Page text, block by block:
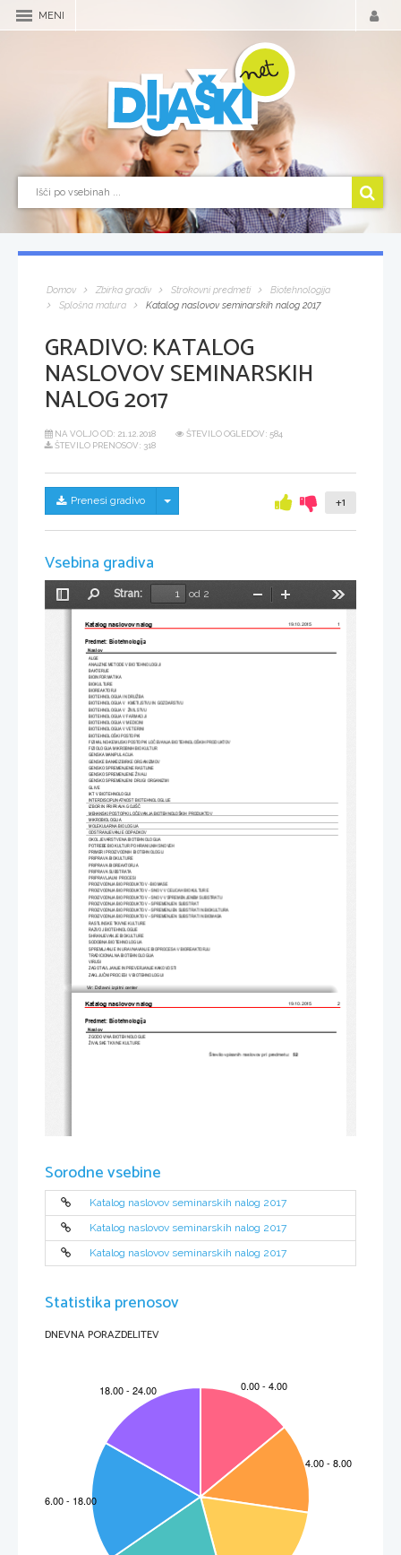
MENI
Domov Zbirka gradiv Strokovni predmeti
Biotehnologija
Splošna matura
Katalog naslovov seminarskih nalog 2017
GRADIVO:KATALOG
NASLOVOV SEMINARSKIH
NALOG 2017
NA VOLJO OD: 21.12.2018
ŠTEVILO OGLEDOV: 584
ŠTEVILO PRENOSOV: 318
Prenesi gradivo Skrij/prikaži meni +1
Vsebina gradiva
Preklopi
vrstico
Stran:
od 2
Pomanjšaj
Katalog naslovov nalog
Predmet: Biotehnologija
1
19.10.2015
Naslov
ALGE
ANALIZNE METODE V BIOTEHNOLOGIJI
BAKTERIJE
BIOINFORMATIKA
BIOKULTURE
BIOREAKTORJI
BIOTEHNOLOGIJA IN DRUŽBA
BIOTEHNOLOGIJA V  KMETIJSTVU IN GOZDARSTVU
BIOTEHNOLOGIJA V  ŽIVILSTVU
BIOTEHNOLOGIJA V FARMACIJI
BIOTEHNOLOGIJA V MEDICINI
BIOTEHNOLOGIJA V VETERINI
BIOTEHNOLOŠKI POSTOPKI
FIZIKALNO-KEMIJSKI POSTOPKI LOČEVANJA BIOTEHNOLOŠKIH PRODUKTOV
FIZIOLOGIJA MIKROBNIH BIOKULTUR
GENSKA MANIPULACIJA
GENSKE BANKE/ZBIRKE ORGANIZMOV
GENSKO SPREMENJENE RASTLINE
GENSKO SPREMENJENE ŽIVALI
GENSKO SPREMENJENI DRUGI ORGANIZMI
GLIVE
IKT V BIOTEHNOLOGIJI
INTERDISCIPLINATNOST BIOTEHNOLOGLIJE
IZBOR IN PRIPRAVA GOJIŠČ
MEHANSKI POSTOPKI LOČEVANJA BIOTEHNOLOŠKIH PRODUKTOV
MIKROBIOLOGIJA
MOLEKULARNA BIOLOGIJA
ODSTRANJEVANJE ODPADKOV
OKOLJEVARSTVENA BIOTEHNOLOGIJA
POTREBE BIOKULTUR PO HRANILNIH SNOVEH
PRIMERI PROIZVODNIH BIOTEHNOLOGIJ
PRIPRAVA BIOKULTURE
PRIPRAVA BIOREAKTORJA
PRIPRAVA SUBSTRATA
PRIPRAVLJALNI PROCESI
PROIZVODNJA BIOPRODUKTOV - BIOMASE
PROIZVODNJA BIOPRODUKTOV – SNOV V CELICAH BIOKULTURE
PROIZVODNJA BIOPRODUKTOV – SNOV V SPREMENJENEM SUBSTRATU
PROIZVODNJA BIOPRODUKTOV – SPREMENJEN SUBSTRAT
PROIZVODNJA BIOPRODUKTOV – SPREMENJEN SUBSTRAT IN BIOKULTURA
PROIZVODNJA BIOPRODUKTOV – SPREMENJEN SUBSTRAT IN BIOMASA
RASTLINSKE TKIVNE KULTURE
RAZVOJ BIOTEHNOLOGIJE
SHRANJEVANJE BIOKULTURE
SODOBNA BIOTEHNOLOGIJA
SPREMLJANJE IN URAVNAVANJE BIOPROCESA V BIOREAKTORJU
TRADICIONALNA BIOTEHNOLOGIJA
VIRUSI
ZAGOTAVLJANJE IN PREVERJANJE KAKOVOSTI
ZAKLJUČNI PROCESI V BIOTEHNOLOGIJI
Vir: Državni izpitni center
Katalog naslovov nalog
Predmet: Biotehnologija
2
19.10.2015
Naslov
ZGODOVINA BIOTEHNOLOGIJE
ŽIVALSKE TKIVNE KULTURE
Število vpisanih naslovov pri predmetu: 52
Sorodne vsebine
Katalog naslovov seminarskih nalog 2017
Katalog naslovov seminarskih nalog 2017
Katalog naslovov seminarskih nalog 2017
Statistika prenosov
DNEVNA PORAZDELITEV